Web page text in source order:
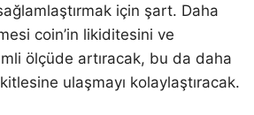
için şart. Daha
coin’in likiditesini ve
ölçüde artıracak, bu da daha
ulaşmayı kolaylaştıracak.